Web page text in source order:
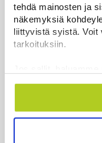
tehdä mainosten ja
näkemyksiä
liittyvistä syistä. Voit
tarkoituksiin.
Kerätä tietoja
mahdollisesti
ominaispiirteitä
Uusimmat